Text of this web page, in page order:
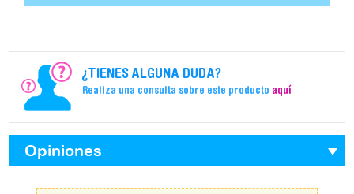
¿TIENES ALGUNA DUDA?
Realiza una consulta sobre este producto aquí
Opiniones